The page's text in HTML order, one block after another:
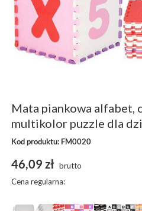
Mata piankowa alfabet,
multikolor puzzle dla
Kod produktu: FM0020
46,09 zł brutto
Cena regularna: